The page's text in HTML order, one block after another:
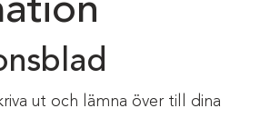
ut och lämna över till dina